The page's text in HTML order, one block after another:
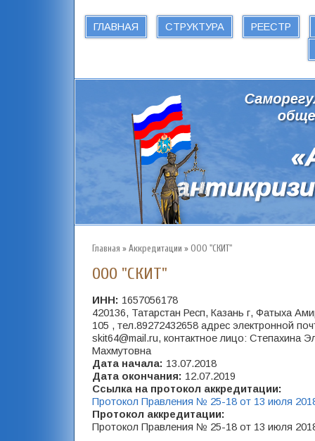
ГЛАВНАЯ СТРУКТУРА РЕЕСТР
Главная » Аккредитации » ООО "СКИТ"
ООО "СКИТ"
ИНН: 1657056178
420136, Татарстан Респ, Казань г, Фатыха
105 , тел.89272432658 адрес электронной
skit64@mail.ru, контактное лицо: Степахина
Махмутовна
Дата начала: 13.07.2018
Дата окончания: 12.07.2019
Ссылка на протокол аккредитации:
Протокол Правления № 25-18 от 13 июля
Протокол аккредитации:
Протокол Правления № 25-18 от 13 июля